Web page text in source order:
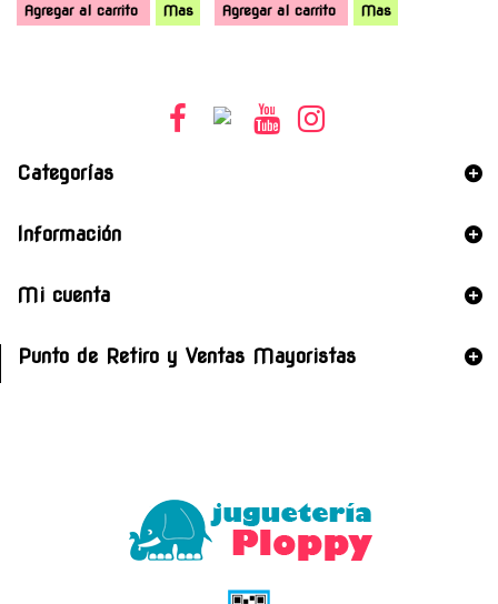
Agregar al carrito Mas Agregar al carrito Mas
Categorías
Información
Mi cuenta
Punto de Retiro y Ventas Mayoristas